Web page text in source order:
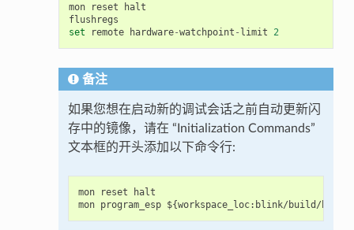
mon reset
halt
flushregs
set
remote hardware-watchpoint - limit 2
备注
如果您想在启动新的调试会话之前自动更新闪
存中的镜像，请在 “Initialization Commands”
文本框的开头添加以下命令行:
mon reset halt